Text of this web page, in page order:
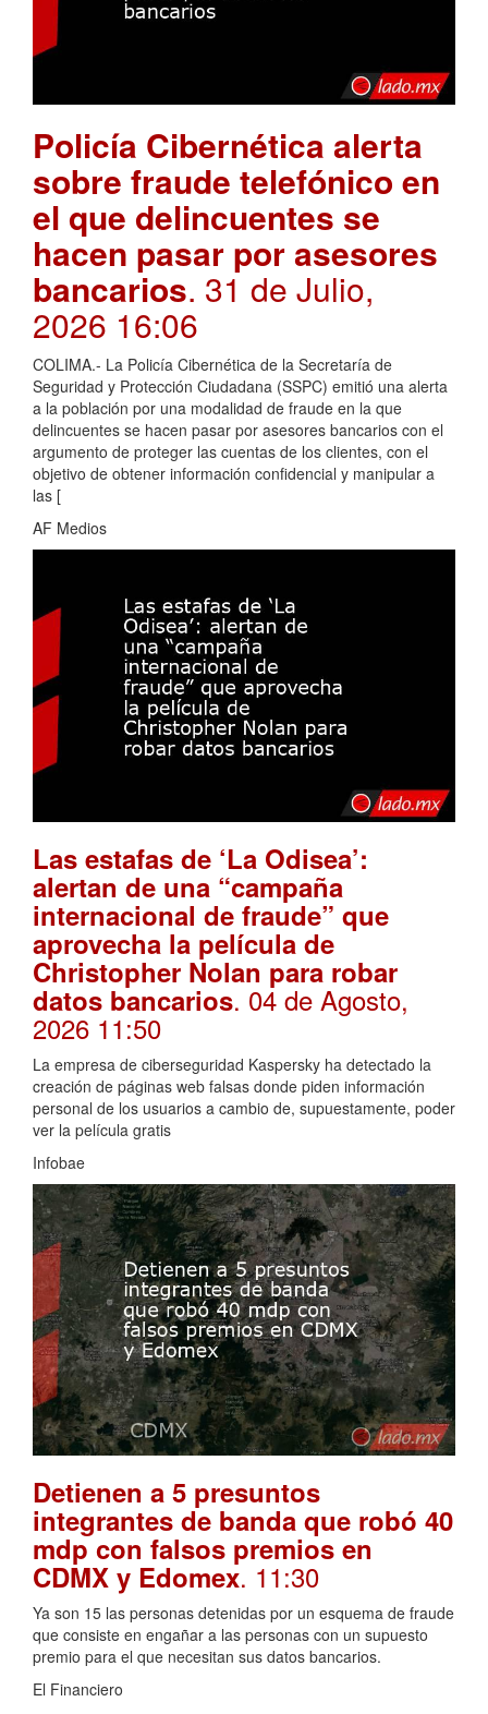
Policía Cibernética alerta
sobre fraude telefónico en
el que delincuentes se
hacen pasar por asesores
bancarios. 31 de Julio,
2026 16:06
COLIMA.- La Policía Cibernética de la Secretaría de
Seguridad y Protección Ciudadana (SSPC) emitió una alerta
a la población por una modalidad de fraude en la que
delincuentes se hacen pasar por asesores bancarios con el
argumento de proteger las cuentas de los clientes, con el
objetivo de obtener información confidencial y manipular a
las [
AF Medios
Las estafas de ‘La Odisea’:
alertan de una “campaña
internacional de fraude” que
aprovecha la película de
Christopher Nolan para robar
datos bancarios. 04 de Agosto,
2026 11:50
La empresa de ciberseguridad Kaspersky ha detectado la
creación de páginas web falsas donde piden información
personal de los usuarios a cambio de, supuestamente, poder
ver la película gratis
Infobae
Detienen a 5 presuntos
integrantes de banda que robó 40
mdp con falsos premios en
CDMX y Edomex. 11:30
Ya son 15 las personas detenidas por un esquema de fraude
que consiste en engañar a las personas con un supuesto
premio para el que necesitan sus datos bancarios.
El Financiero